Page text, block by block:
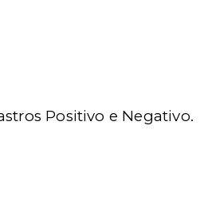
Positivo e Negativo.